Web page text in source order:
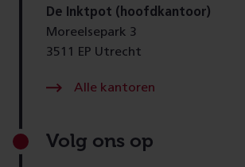
De Inktpot (hoofdkantoor)
Moreelsepark 3
3511 EP Utrecht
Alle kantoren
Volg ons op